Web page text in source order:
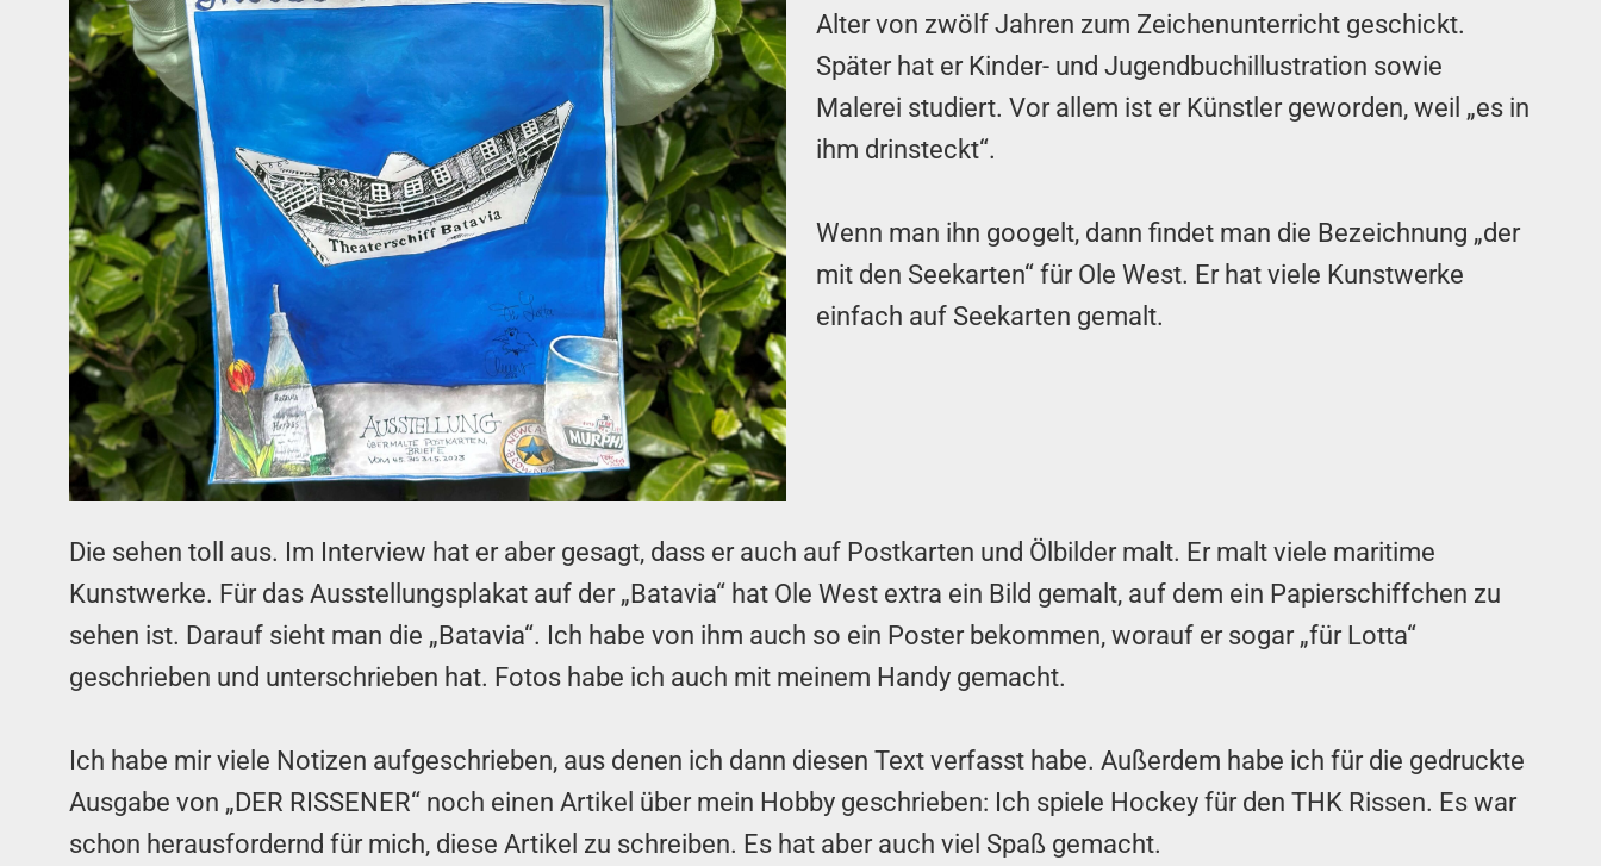
Alter von zwölf Jahren zum Zeichenunterricht geschickt.
Später hat er Kinder- und Jugendbuchillustration sowie
Malerei studiert. Vor allem ist er Künstler geworden, weil „es in
ihm drinsteckt“.
Wenn man ihn googelt, dann findet man die Bezeichnung „der
mit den Seekarten“ für Ole West. Er hat viele Kunstwerke
einfach auf Seekarten gemalt.
Die sehen toll aus. Im Interview hat er aber gesagt, dass er auch auf Postkarten und Ölbilder malt. Er malt viele maritime
Kunstwerke. Für das Ausstellungsplakat auf der „Batavia“ hat Ole West extra ein Bild gemalt, auf dem ein Papierschiffchen zu
sehen ist. Darauf sieht man die „Batavia“. Ich habe von ihm auch so ein Poster bekommen, worauf er sogar „für Lotta“
geschrieben und unterschrieben hat. Fotos habe ich auch mit meinem Handy gemacht.
Ich habe mir viele Notizen aufgeschrieben, aus denen ich dann diesen Text verfasst habe. Außerdem habe ich für die gedruckte
Ausgabe von „DER RISSENER“ noch einen Artikel über mein Hobby geschrieben: Ich spiele Hockey für den THK Rissen. Es war
schon herausfordernd für mich, diese Artikel zu schreiben. Es hat aber auch viel Spaß gemacht.